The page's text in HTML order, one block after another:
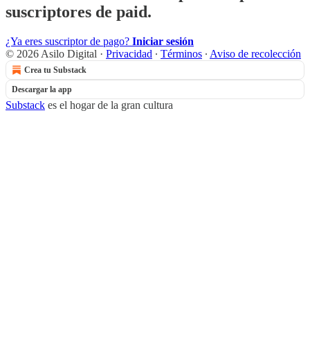
suscriptores de paid.
¿Ya eres suscriptor de pago? Iniciar sesión
© 2026 Asilo Digital · Privacidad ∙ Términos ∙ Aviso de recolección
Crea tu Substack
Descargar la app
Substack es el hogar de la gran cultura